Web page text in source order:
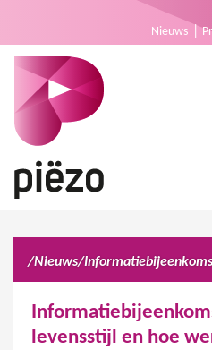
Nieuws
/Nieuws/
levensstijl en hoe